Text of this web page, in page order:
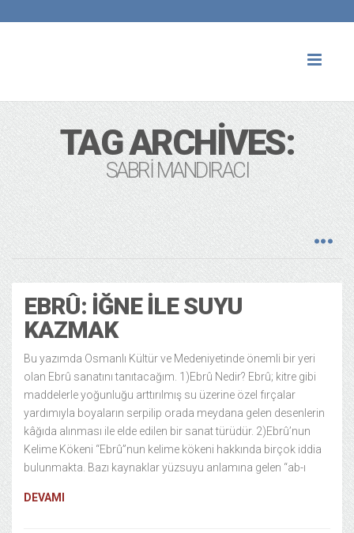
TAG ARCHIVES:
SABRI MANDIRACI
EBRÛ: İĞNE ILE SUYU
KAZMAK
Bu yazımda Osmanlı Kültür ve Medeniyetinde önemli bir yeri
olan Ebrû sanatını tanıtacağım. 1)Ebrû Nedir? Ebrû; kitre gibi
maddelerle yoğunluğu arttırılmış su üzerine özel fırçalar
yardımıyla boyaların serpilip orada meydana gelen desenlerin
kâğıda alınması ile elde edilen bir sanat türüdür. 2)Ebrû’nun
Kelime Kökeni “Ebrû”nun kelime kökeni hakkında birçok iddia
bulunmakta. Bazı kaynaklar yüzsuyu anlamına gelen “ab-ı
DEVAMI